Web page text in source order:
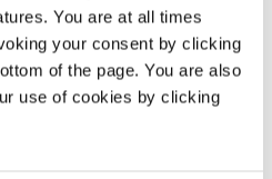
You are at all times
your consent by clicking
of the page. You are also
use of cookies by clicking
Det giver håb om, at 2021 bliver
Danmark. Og mange i Danmark